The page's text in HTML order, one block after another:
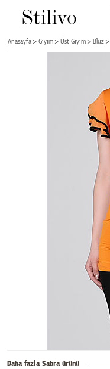
Anasayfa Giyim Üst Giyim Bluz
Daha fazla Sabra ürünü